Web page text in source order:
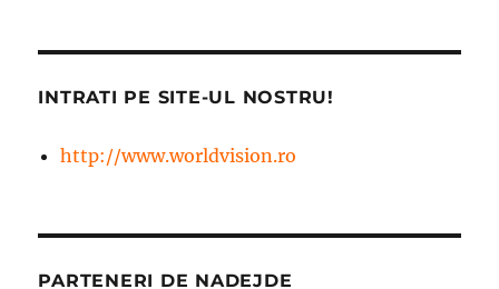
INTRATI PE SITE-UL NOSTRU!
http://www.worldvision.ro
PARTENERI DE NADEJDE